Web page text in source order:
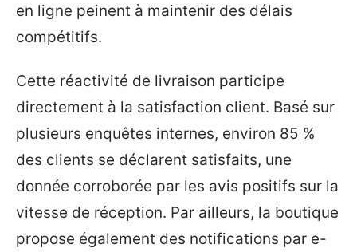
en ligne peinent à maintenir des délais
compétitifs.
Cette réactivité de livraison participe
directement à la satisfaction client. Basé sur
plusieurs enquêtes internes, environ 85 %
des clients se déclarent satisfaits, une
donnée corroborée par les avis positifs sur la
vitesse de réception. Par ailleurs, la boutique
propose également des notifications par e-